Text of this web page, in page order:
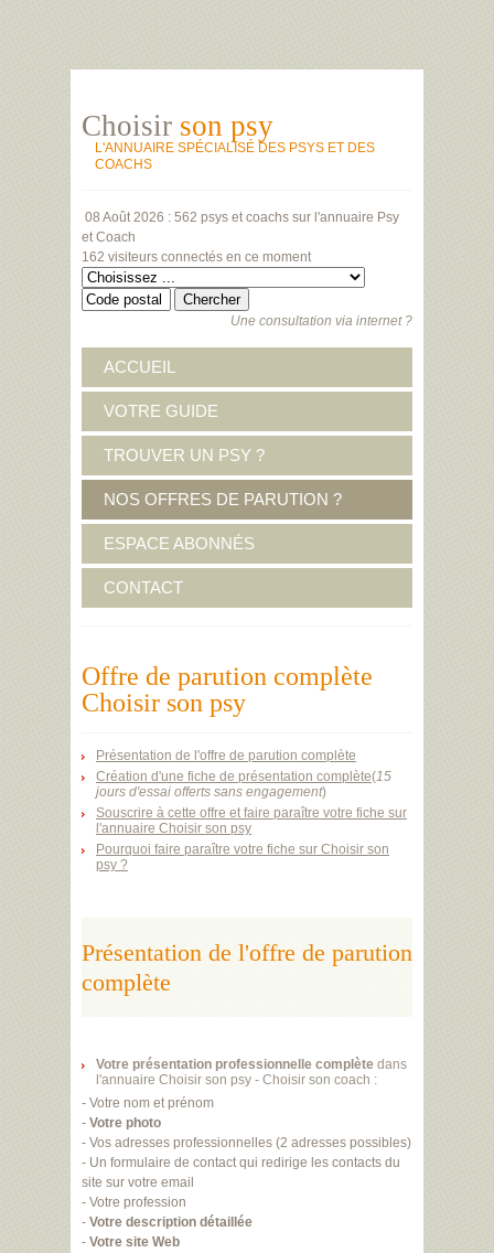
Choisir son psy
L'ANNUAIRE SPÉCIALISÉ DES PSYS ET DES
COACHS
08 Août 2026 : 562 psys et coachs sur l'annuaire Psy
et Coach
162 visiteurs connectés en ce moment
Une consultation via internet ?
ACCUEIL
VOTRE GUIDE
TROUVER UN PSY ?
NOS OFFRES DE PARUTION ?
ESPACE ABONNÉS
CONTACT
Offre de parution complète
Choisir son psy
Présentation de l'offre de parution complète
Création d'une fiche de présentation complète(15
jours d'essai offerts sans engagement)
Souscrire à cette offre et faire paraître votre fiche sur
l'annuaire Choisir son psy
Pourquoi faire paraître votre fiche sur Choisir son
psy ?
Présentation de l'offre de parution
complète
Votre présentation professionnelle complète dans
l'annuaire Choisir son psy - Choisir son coach :
- Votre nom et prénom
- Votre photo
- Vos adresses professionnelles (2 adresses possibles)
- Un formulaire de contact qui redirige les contacts du
site sur votre email
- Votre profession
- Votre description détaillée
- Votre site Web